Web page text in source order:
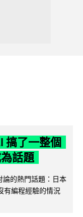
搞了一整個
話題
論的熱門話題：日本
有編程經驗的情況